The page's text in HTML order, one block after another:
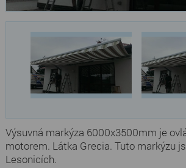
Výsuvná markýza 6000x3500mm je
motorem. Látka Grecia. Tuto markýzu
Lesonicích.